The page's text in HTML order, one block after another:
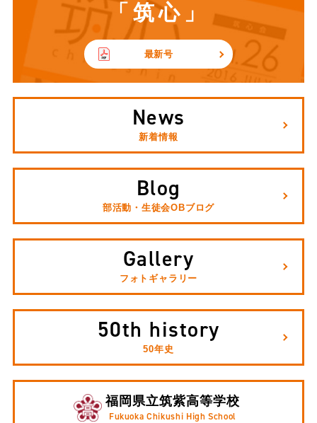
「筑心」
最新号
News
新着情報
Blog
部活動・生徒会OBブログ
Gallery
フォトギャラリー
50th history
50年史
福岡県立筑紫高等学校
Fukuoka Chikushi High School